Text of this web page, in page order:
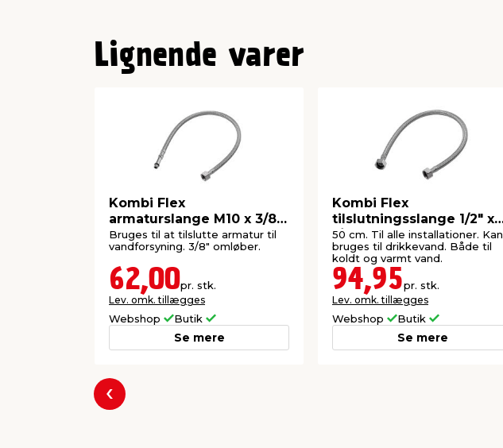
Lignende varer
Kombi Flex
armaturslange M10 x 3/8”
50 cm
Bruges til at tilslutte armatur til
vandforsyning. 3/8" omløber.
62,00pr. stk.
Lev. omk. tillægges
Webshop Butik
Se mere
Kombi Flex
tilslutningsslange 1/2" x
1/2” 50 cm
50 cm. Til alle installationer. Kan
bruges til drikkevand. Både til
koldt og varmt vand.
94,95pr. stk.
Lev. omk. tillægges
Webshop Butik
Se mere
Forrige